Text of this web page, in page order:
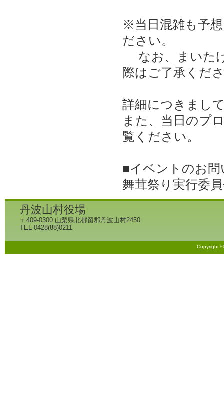
※当日混雑も予
ださい。
なお、まいた
際はご了承くだ
詳細につきまし
また、当日のプ
覧ください。
■イベントのお
舞茸祭り実行委
丹波山村役場
〒409-0300 山梨県北都留郡丹波山村2450
TEL 0428(88)0211
Copyright